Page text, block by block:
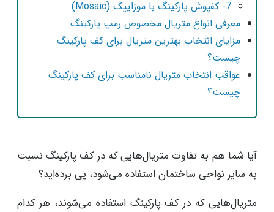
معرفی انواع متریال مخصوص رمپ پارکینگ
مزایای انتخاب بهترین متریال برای کف پارکینگ
چیست؟
عواقب انتخاب متریال نامناسب برای کف پارکینگ
چیست؟
آیا شما هم به تفاوت متریال‌هایی که در کف پارکینگ نسبت
به سایر نواحی ساختمان استفاده می‌شود، پی برده‌اید؟
متریال‌هایی که در کف پارکینگ استفاده می‌شوند، هر کدام